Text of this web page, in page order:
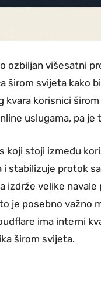
ozbiljan višesatni
širom svijeta kako
kvara korisnici
uslugama, pa
koji stoji između
stabilizuje protok
izdrže velike
je posebno važno
ima interni
širom svijeta.